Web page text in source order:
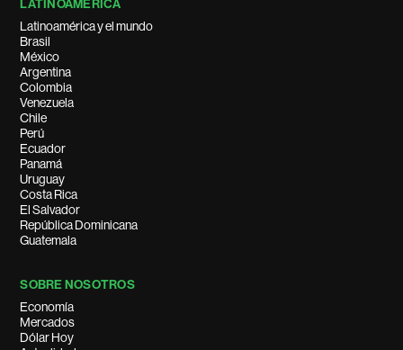
LATINOAMÉRICA
Latinoamérica y el mundo
Brasil
México
Argentina
Colombia
Venezuela
Chile
Perú
Ecuador
Panamá
Uruguay
Costa Rica
El Salvador
República Dominicana
Guatemala
SOBRE NOSOTROS
Economía
Mercados
Dólar Hoy